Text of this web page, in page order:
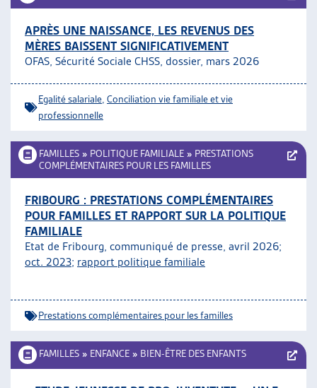
APRÈS UNE NAISSANCE, LES REVENUS DES
MÈRES BAISSENT SIGNIFICATIVEMENT
OFAS, Sécurité Sociale CHSS, dossier, mars 2026
Egalité salariale Conciliation vie familiale et vie
professionnelle
FAMILLES » POLITIQUE FAMILIALE » PRESTATIONS
COMPLÉMENTAIRES POUR LES FAMILLES
FRIBOURG : PRESTATIONS COMPLÉMENTAIRES
POUR FAMILLES ET RAPPORT SUR LA POLITIQUE
FAMILIALE
Etat de Fribourg, communiqué de presse, avril 2026;
oct. 2023; rapport politique familiale
Prestations complémentaires pour les familles
FAMILLES » ENFANCE » BIEN-ÊTRE DES ENFANTS